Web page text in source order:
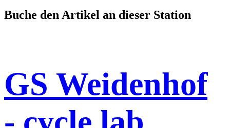
Buche den Artikel an dieser Station
GS Weidenhof